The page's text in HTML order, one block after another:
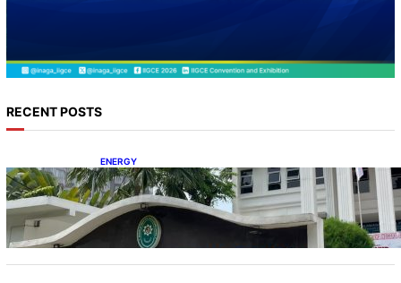
RECENT POSTS
ENERGY
Koalisi Bersihkan Indonesia Ajukan Banding
atas Putusan Gugatan RUPTL